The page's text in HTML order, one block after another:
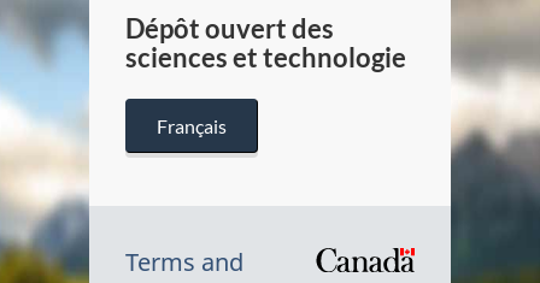
Dépôt ouvert des
sciences et technologie
Français
Terms and